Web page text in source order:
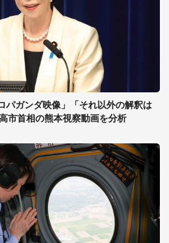
パガンダ映像」「それ以外の解釈は
市首相の熊本視察動画を分析